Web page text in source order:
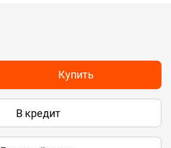
Купить
В кредит